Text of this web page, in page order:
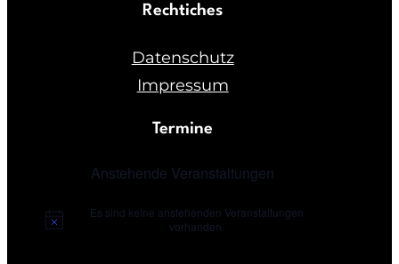
Rechtiches
Datenschutz
Impressum
Termine
Anstehende Veranstaltungen
N
Es sind keine anstehenden Veranstaltungen
vorhanden.